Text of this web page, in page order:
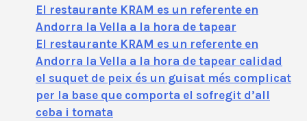
El restaurante KRAM es un referente en
Andorra la Vella a la hora de tapear
El restaurante KRAM es un referente en
Andorra la Vella a la hora de tapear calidad
el suquet de peix és un guisat més complicat
per la base que comporta el sofregit d’all
ceba i tomata